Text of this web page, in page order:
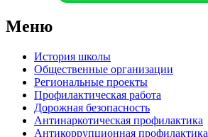
Меню
История школы
Общественные организации
Региональные проекты
Профилактическая работа
Дорожная безопасность
Антинаркотическая профилактика
Антикоррупционная профилактика